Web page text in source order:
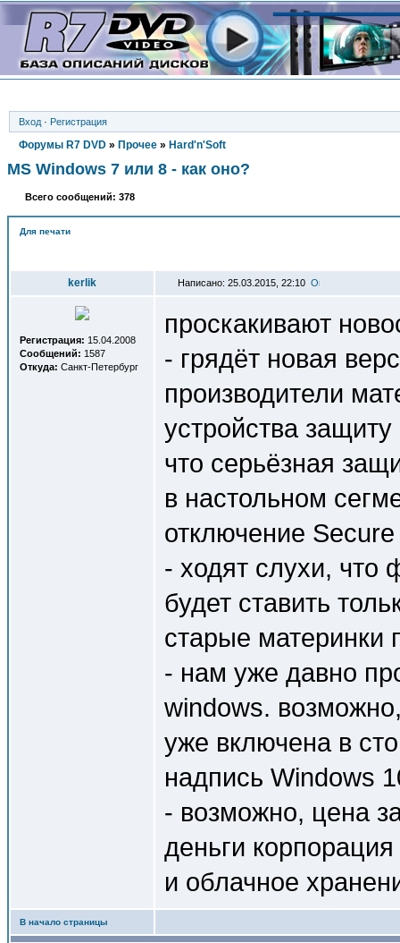
Вход · Регистрация
Форумы R7 DVD » Прочее » Hard'n'Soft
MS Windows 7 или 8 - как оно?
Всего сообщений: 378
Для печати
kerlik Написано: 25.03.2015, 22:10
Регистрация: 15.04.2008
Сообщений: 1587
Откуда: Санкт-Петербург
проскакивают
- грядёт новая
производители
устройства
что серьёзная
в настольном
отключение
- ходят слухи,
будет ставить
старые материнки
- нам уже давно
windows.
уже включена в
надпись Windows
- возможно, цена
деньги
и облачное
В начало страницы